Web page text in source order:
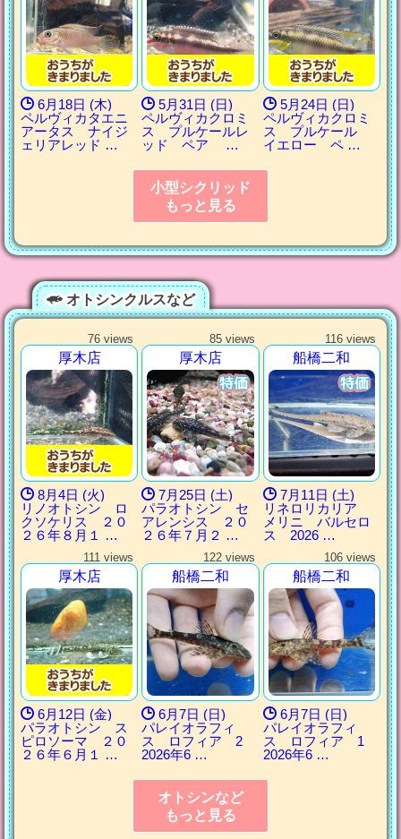
6月18日 (木)
ペルヴィカタエニ
アータス ナイジ
ェリアレッド …
5月31日 (日)
ペルヴィカクロミ
ス プルケールレ
ッド ペア …
5月24日 (日)
ペルヴィカクロミ
ス プルケール
イエロー ペ …
小型シクリッド
もっと見る
オトシンクルスなど
76 views
厚木店
8月4日 (火)
リノオトシン ロ
クソケリス ２０
２６年８月１ …
85 views
厚木店
7月25日 (土)
パラオトシン セ
アレンシス ２０
２６年７月２ …
116 views
船橋二和
7月11日 (土)
リネロリカリア
メリニ バルセロ
ス 2026 …
111 views
厚木店
6月12日 (金)
パラオトシン ス
ピロソーマ ２０
２６年６月１ …
122 views
船橋二和
6月7日 (日)
パレイオラフィ
ス ロフィア 2
2026年6 …
106 views
船橋二和
6月7日 (日)
パレイオラフィ
ス ロフィア 1
2026年6 …
オトシンなど
もっと見る